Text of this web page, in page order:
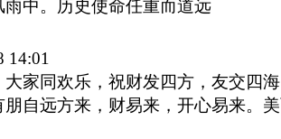
雨中。历史使命任重而道远
14:01
大家同欢乐，祝财发四方，友交四
朋自远方来，财易来，开心易来。